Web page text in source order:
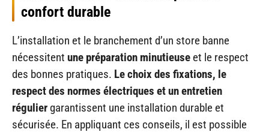
confort durable
L’installation et le branchement d’un store banne
nécessitent une préparation minutieuse et le respect
des bonnes pratiques. Le choix des fixations, le
respect des normes électriques et un entretien
régulier garantissent une installation durable et
sécurisée. En appliquant ces conseils, il est possible